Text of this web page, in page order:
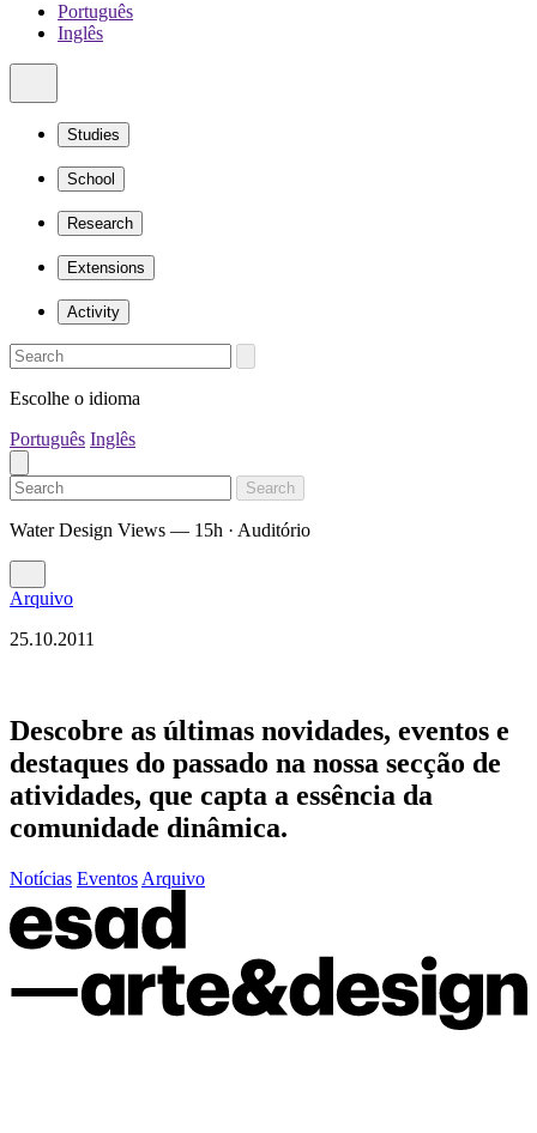
Português
Inglês
Studies
School
Research
Extensions
Activity
Escolhe o idioma
Português Inglês
Search
Water Design Views — 15h · Auditório
Arquivo
25.10.2011
Descobre as últimas novidades, eventos e
destaques do passado na nossa secção de
atividades, que capta a essência da
comunidade dinâmica.
Notícias Eventos Arquivo